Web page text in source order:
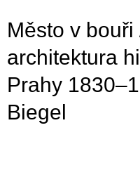
Město v
architektura
Prahy
Biegel
r
e
o
u